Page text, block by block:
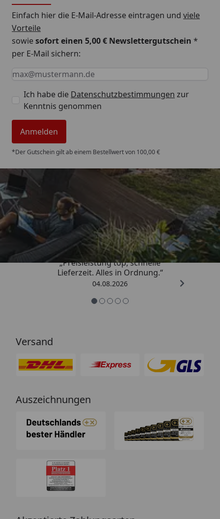
Einfach hier die E-Mail-Adresse eintragen und viele
Vorteile
sowiesofort einen 5,00 € Newslettergutschein *
per E-Mail sichern:
Keine Eingabe erforderlich
Eingabe erforderlich
E-Mail *
Ich habe die Datenschutzbestimmungen zur
Kenntnis genommen
Anmelden
*Der Gutschein gilt ab einem Bestellwert von 100,00 €
Trusted Shops
4,85/ 5
„Preisleistung top, schnelle
Lieferzeit. Alles in Ordnung.“
04.08.2026
Versand
Auszeichnungen